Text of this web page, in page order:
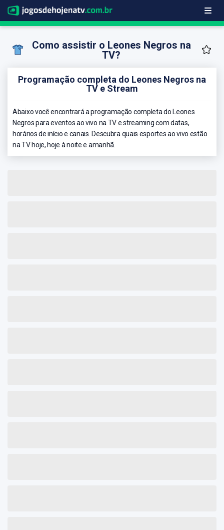
Como assistir o Leones Negros na
TV?
Programação completa do Leones Negros na
TV e Stream
Abaixo você encontrará a programação completa do Leones
Negros para eventos ao vivo na TV e streaming com datas,
horários de início e canais. Descubra quais esportes ao vivo estão
na TV hoje, hoje à noite e amanhã.